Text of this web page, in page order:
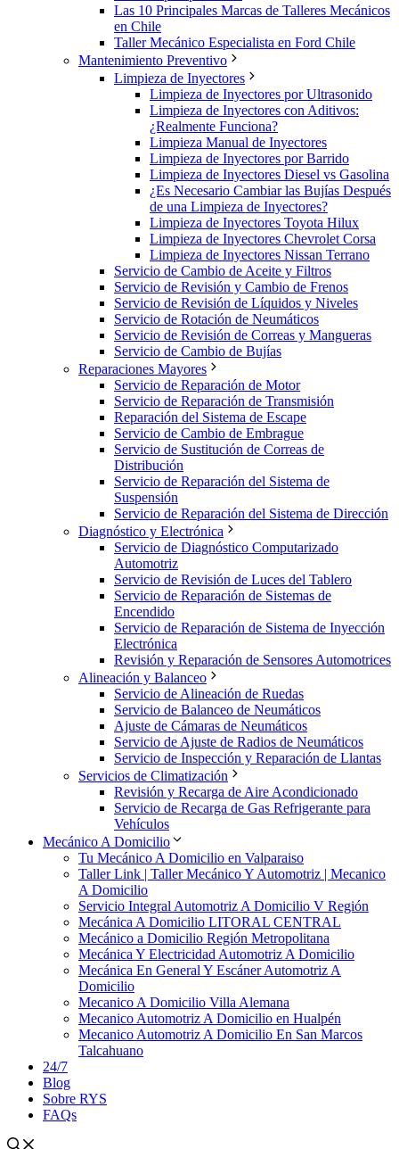
Las 10 Principales Marcas de Talleres Mecánicos
en Chile
Taller Mecánico Especialista en Ford Chile
Mantenimiento Preventivo
Limpieza de Inyectores
Limpieza de Inyectores por Ultrasonido
Limpieza de Inyectores con Aditivos:
¿Realmente Funciona?
Limpieza Manual de Inyectores
Limpieza de Inyectores por Barrido
Limpieza de Inyectores Diesel vs Gasolina
¿Es Necesario Cambiar las Bujías Después
de una Limpieza de Inyectores?
Limpieza de Inyectores Toyota Hilux
Limpieza de Inyectores Chevrolet Corsa
Limpieza de Inyectores Nissan Terrano
Servicio de Cambio de Aceite y Filtros
Servicio de Revisión y Cambio de Frenos
Servicio de Revisión de Líquidos y Niveles
Servicio de Rotación de Neumáticos
Servicio de Revisión de Correas y Mangueras
Servicio de Cambio de Bujías
Reparaciones Mayores
Servicio de Reparación de Motor
Servicio de Reparación de Transmisión
Reparación del Sistema de Escape
Servicio de Cambio de Embrague
Servicio de Sustitución de Correas de
Distribución
Servicio de Reparación del Sistema de
Suspensión
Servicio de Reparación del Sistema de Dirección
Diagnóstico y Electrónica
Servicio de Diagnóstico Computarizado
Automotriz
Servicio de Revisión de Luces del Tablero
Servicio de Reparación de Sistemas de
Encendido
Servicio de Reparación de Sistema de Inyección
Electrónica
Revisión y Reparación de Sensores Automotrices
Alineación y Balanceo
Servicio de Alineación de Ruedas
Servicio de Balanceo de Neumáticos
Ajuste de Cámaras de Neumáticos
Servicio de Ajuste de Radios de Neumáticos
Servicio de Inspección y Reparación de Llantas
Servicios de Climatización
Revisión y Recarga de Aire Acondicionado
Servicio de Recarga de Gas Refrigerante para
Vehículos
Mecánico A Domicilio
Tu Mecánico A Domicilio en Valparaiso
Taller Link | Taller Mecánico Y Automotriz | Mecanico
A Domicilio
Servicio Integral Automotriz A Domicilio V Región
Mecánica A Domicilio LITORAL CENTRAL
Mecánico a Domicilio Región Metropolitana
Mecánica Y Electricidad Automotriz A Domicilio
Mecánica En General Y Escáner Automotriz A
Domicilio
Mecanico A Domicilio Villa Alemana
Mecanico Automotriz A Domicilio en Hualpén
Mecanico Automotriz A Domicilio En San Marcos
Talcahuano
24/7
Blog
Sobre RYS
FAQs